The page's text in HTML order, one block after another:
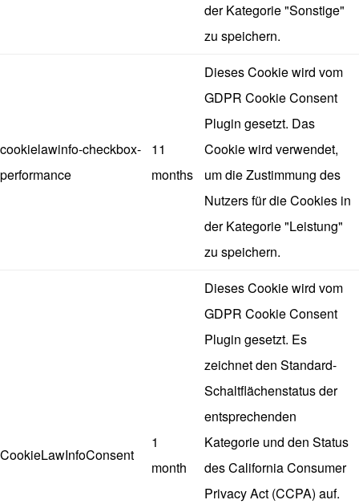
der Kategorie "Sonstige"
zu speichern.
cookielawinfo-checkbox-
performance
11
months
Dieses Cookie wird vom
GDPR Cookie Consent
Plugin gesetzt. Das
Cookie wird verwendet,
um die Zustimmung des
Nutzers für die Cookies in
der Kategorie "Leistung"
zu speichern.
CookieLawInfoConsent
1
month
Dieses Cookie wird vom
GDPR Cookie Consent
Plugin gesetzt. Es
zeichnet den Standard-
Schaltflächenstatus der
entsprechenden
Kategorie und den Status
des California Consumer
Privacy Act (CCPA) auf.